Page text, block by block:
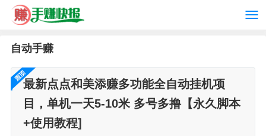
自动手赚
最新点点和美添赚多功能全自动挂机项
目，单机一天5-10米 多号多撸【永久脚本
+使用教程]